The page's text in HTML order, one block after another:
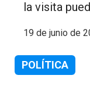
la visita
19 de junio de
POLÍTICA